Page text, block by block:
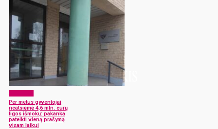
Per metus gyventojai
neatsiėmė 4,6 mln. eurų
ligos išmokų: pakanka
pateikti vieną prašymą
visam laikui